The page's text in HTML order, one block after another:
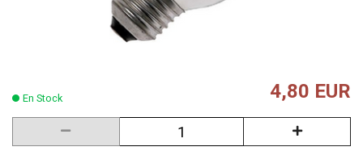
En Stock 4,80 EUR